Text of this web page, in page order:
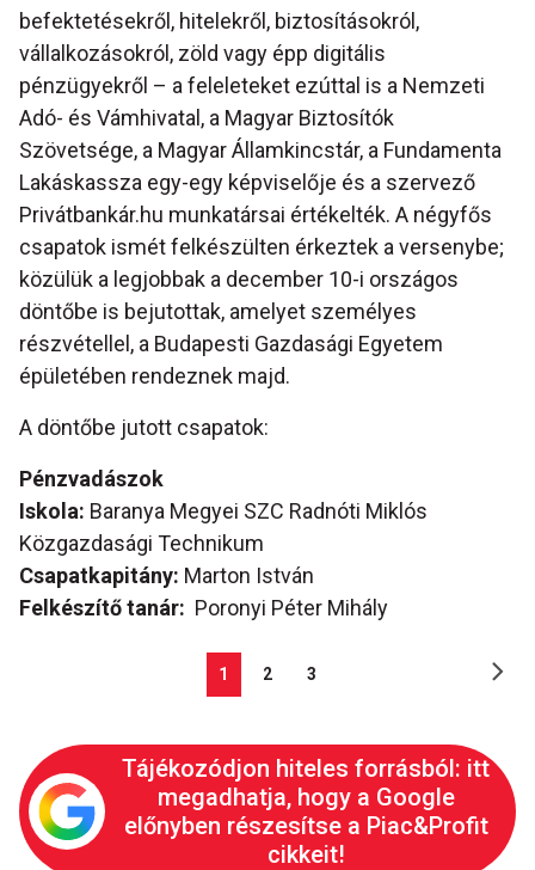
befektetésekről, hitelekről, biztosításokról,
vállalkozásokról, zöld vagy épp digitális
pénzügyekről – a feleleteket ezúttal is a Nemzeti
Adó- és Vámhivatal, a Magyar Biztosítók
Szövetsége, a Magyar Államkincstár, a Fundamenta
Lakáskassza egy-egy képviselője és a szervező
Privátbankár.hu munkatársai értékelték. A négyfős
csapatok ismét felkészülten érkeztek a versenybe;
közülük a legjobbak a december 10-i országos
döntőbe is bejutottak, amelyet személyes
részvétellel, a Budapesti Gazdasági Egyetem
épületében rendeznek majd.
A döntőbe jutott csapatok:
Pénzvadászok
Iskola: Baranya Megyei SZC Radnóti Miklós
Közgazdasági Technikum
Csapatkapitány: Marton István
Felkészítő tanár: Poronyi Péter Mihály
1 2 3
Tájékozódjon hiteles forrásból: itt
megadhatja, hogy a Google
előnyben részesítse a Piac&Profit
cikkeit!